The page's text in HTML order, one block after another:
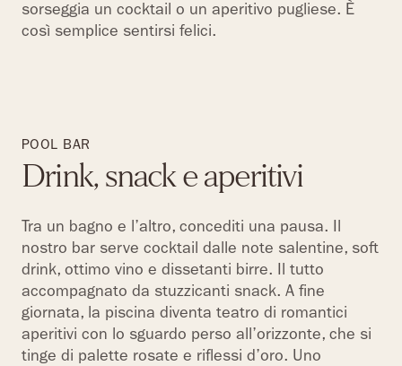
sorseggia un cocktail o un aperitivo pugliese. È
così semplice sentirsi felici.
POOL BAR
Drink, snack e aperitivi
Tra un bagno e l’altro, concediti una pausa. Il
nostro bar serve cocktail dalle note salentine, soft
drink, ottimo vino e dissetanti birre. Il tutto
accompagnato da stuzzicanti snack. A fine
giornata, la piscina diventa teatro di romantici
aperitivi con lo sguardo perso all’orizzonte, che si
tinge di palette rosate e riflessi d’oro. Uno